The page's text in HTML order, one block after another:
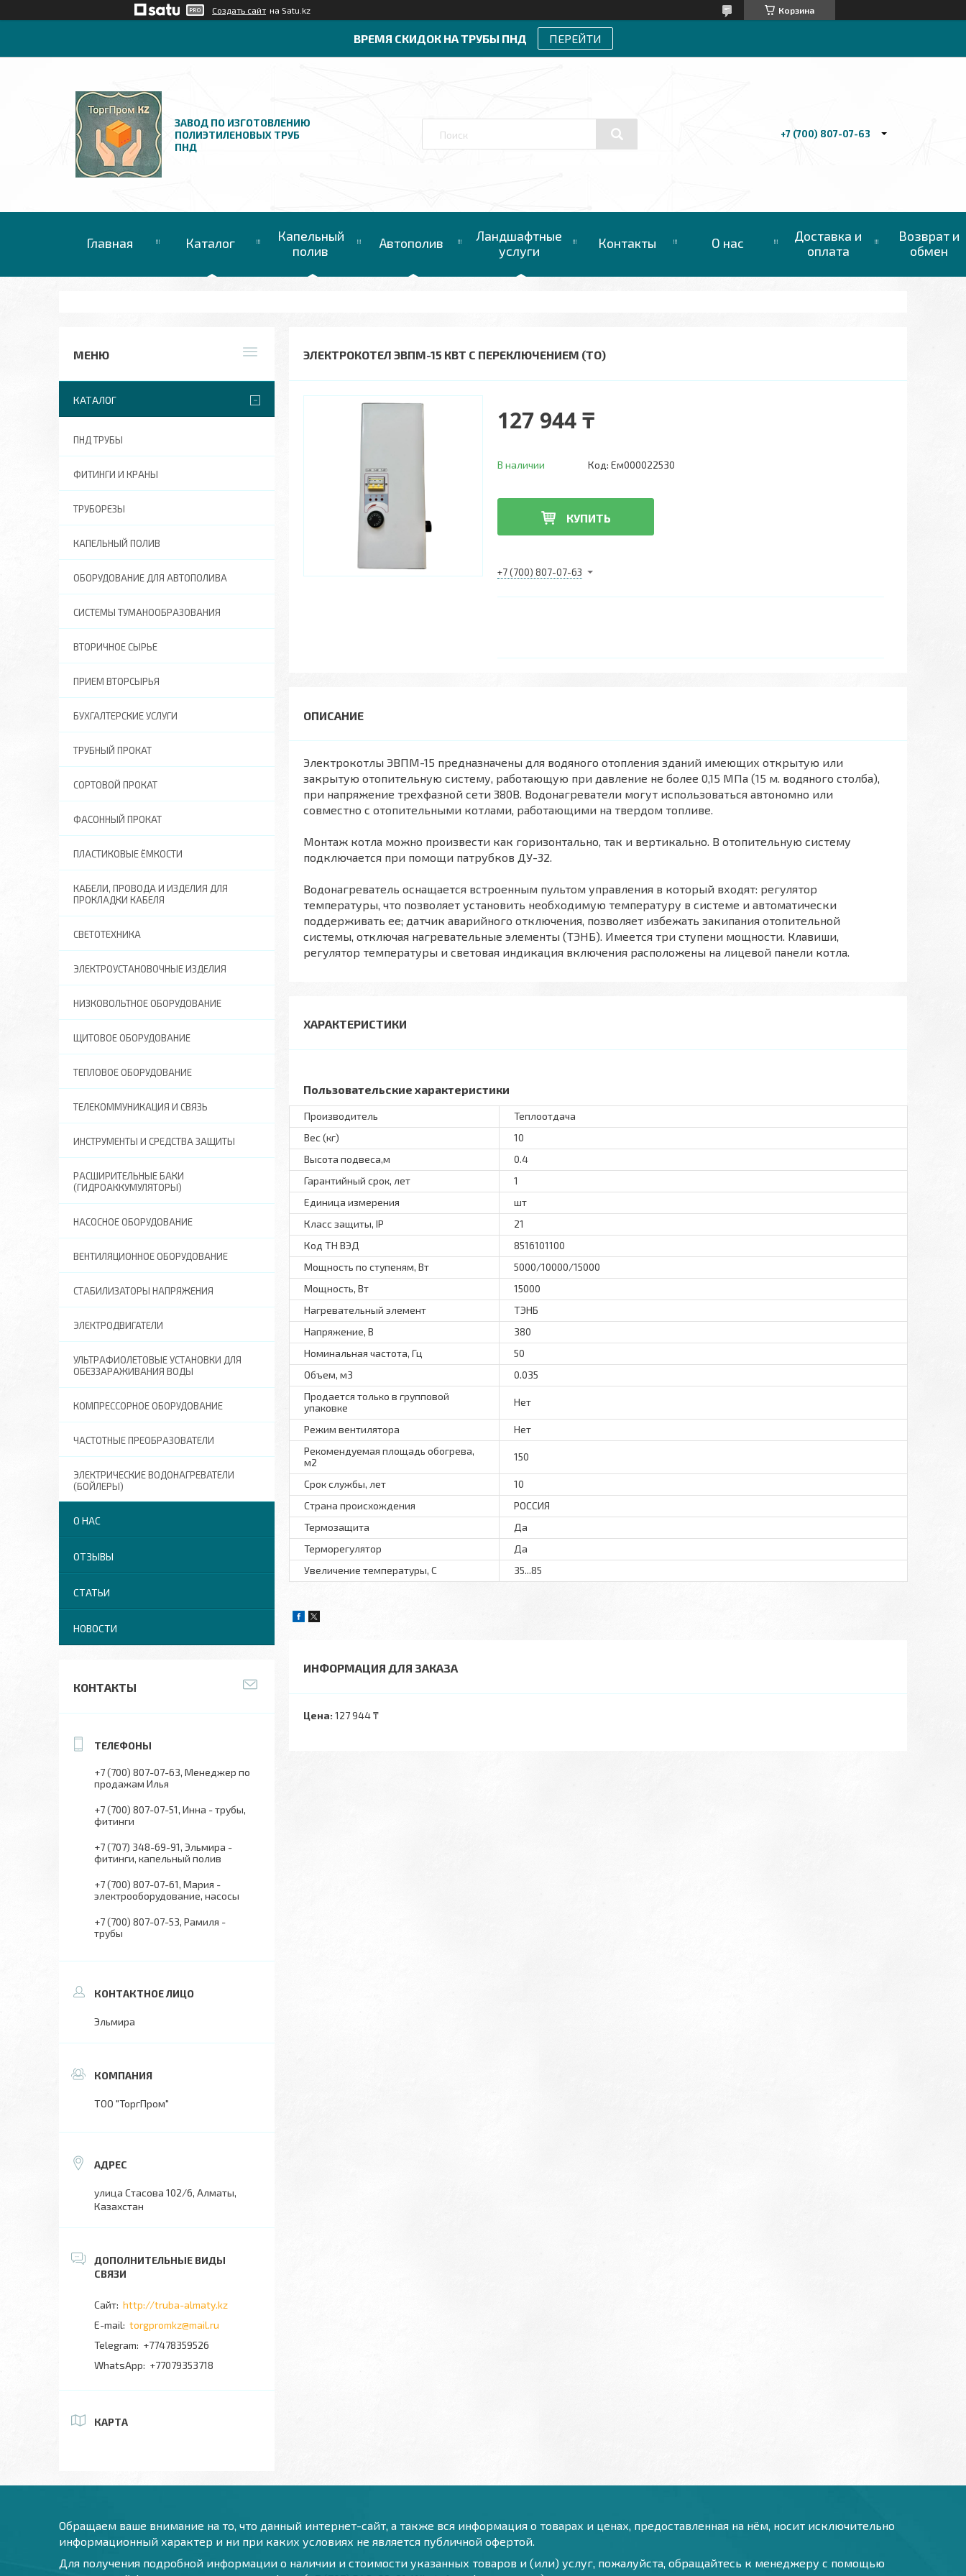
Создать сайт на Satu.kz Корзина
ВРЕМЯ СКИДОК НА ТРУБЫ ПНД ПЕРЕЙТИ
ЗАВОД ПО ИЗГОТОВЛЕНИЮ
ПОЛИЭТИЛЕНОВЫХ ТРУБ
ПНД
+7 (700) 807-07-63
Главная Каталог
Капельный
полив
Автополив
Ландшафтные
услуги
Контакты О нас
Доставка и
оплата
Возврат и
обмен
ЭЛЕКТРОКОТЕЛ ЭВПМ-15 КВТ С ПЕРЕКЛЮЧЕНИЕМ (ТО)
127 944 ₸
В наличии Код: Ем000022530
КУПИТЬ
+7 (700) 807-07-63
Электрокотлы ЭВПМ-15 предназначены для водяного отопления зданий имеющих открытую или
закрытую отопительную систему, работающую при давление не более 0,15 МПа (15 м. водяного столба),
при напряжение трехфазной сети 380В. Водонагреватели могут использоваться автономно или
совместно с отопительными котлами, работающими на твердом топливе.
Монтаж котла можно произвести как горизонтально, так и вертикально. В отопительную систему
подключается при помощи патрубков ДУ-32.
Водонагреватель оснащается встроенным пультом управления в который входят: регулятор
температуры, что позволяет установить необходимую температуру в системе и автоматически
поддерживать ее; датчик аварийного отключения, позволяет избежать закипания отопительной
системы, отключая нагревательные элементы (ТЭНБ). Имеется три ступени мощности. Клавиши,
регулятор температуры и световая индикация включения расположены на лицевой панели котла.
ХАРАКТЕРИСТИКИ
Пользовательские характеристики
Производитель
Теплоотдача
Вес (кг)
10
Высота подвеса,м
0.4
Гарантийный срок, лет
1
Единица измерения
шт
Класс защиты, IP
21
Код ТН ВЭД
8516101100
Мощность по ступеням, Вт
5000/10000/15000
Мощность, Вт
15000
Нагревательный элемент
ТЭНБ
Напряжение, В
380
Номинальная частота, Гц
50
Объем, м3
0.035
Продается только в групповой
упаковке
Нет
Режим вентилятора
Нет
Рекомендуемая площадь обогрева,
м2
150
Срок службы, лет
10
Страна происхождения
РОССИЯ
Термозащита
Да
Терморегулятор
Да
Увеличение температуры, С
35...85
ИНФОРМАЦИЯ ДЛЯ ЗАКАЗА
Цена: 127 944 ₸
КАТАЛОГ
ПНД ТРУБЫ
ФИТИНГИ И КРАНЫ
ТРУБОРЕЗЫ
КАПЕЛЬНЫЙ ПОЛИВ
ОБОРУДОВАНИЕ ДЛЯ АВТОПОЛИВА
СИСТЕМЫ ТУМАНООБРАЗОВАНИЯ
ВТОРИЧНОЕ СЫРЬЕ
ПРИЕМ ВТОРСЫРЬЯ
БУХГАЛТЕРСКИЕ УСЛУГИ
ТРУБНЫЙ ПРОКАТ
СОРТОВОЙ ПРОКАТ
ФАСОННЫЙ ПРОКАТ
ПЛАСТИКОВЫЕ ЁМКОСТИ
КАБЕЛИ, ПРОВОДА И ИЗДЕЛИЯ ДЛЯ
ПРОКЛАДКИ КАБЕЛЯ
СВЕТОТЕХНИКА
ЭЛЕКТРОУСТАНОВОЧНЫЕ ИЗДЕЛИЯ
НИЗКОВОЛЬТНОЕ ОБОРУДОВАНИЕ
ЩИТОВОЕ ОБОРУДОВАНИЕ
ТЕПЛОВОЕ ОБОРУДОВАНИЕ
ТЕЛЕКОММУНИКАЦИЯ И СВЯЗЬ
ИНСТРУМЕНТЫ И СРЕДСТВА ЗАЩИТЫ
РАСШИРИТЕЛЬНЫЕ БАКИ
(ГИДРОАККУМУЛЯТОРЫ)
НАСОСНОЕ ОБОРУДОВАНИЕ
ВЕНТИЛЯЦИОННОЕ ОБОРУДОВАНИЕ
СТАБИЛИЗАТОРЫ НАПРЯЖЕНИЯ
ЭЛЕКТРОДВИГАТЕЛИ
УЛЬТРАФИОЛЕТОВЫЕ УСТАНОВКИ ДЛЯ
ОБЕЗЗАРАЖИВАНИЯ ВОДЫ
КОМПРЕССОРНОЕ ОБОРУДОВАНИЕ
ЧАСТОТНЫЕ ПРЕОБРАЗОВАТЕЛИ
ЭЛЕКТРИЧЕСКИЕ ВОДОНАГРЕВАТЕЛИ
(БОЙЛЕРЫ)
О НАС
ОТЗЫВЫ
СТАТЬИ
НОВОСТИ
КОНТАКТЫ
+7 (700) 807-07-63 Менеджер по
продажам Илья
+7 (700) 807-07-51 Инна - трубы,
фитинги
+7 (707) 348-69-91 Эльмира -
фитинги, капельный полив
+7 (700) 807-07-61 Мария -
электрооборудование, насосы
+7 (700) 807-07-53 Рамиля -
трубы
Эльмира
ТОО "ТоргПром"
улица Стасова 102/6, Алматы,
Казахстан
http://truba-almaty.kz
torgpromkz@mail.ru
+77478359526
+77079353718
КАРТА
Обращаем ваше внимание на то, что данный интернет-сайт, а также вся информация о товарах и ценах, предоставленная на нём, носит исключительно
информационный характер и ни при каких условиях не является публичной офертой.
Для получения подробной информации о наличии и стоимости указанных товаров и (или) услуг, пожалуйста, обращайтесь к менеджеру с помощью